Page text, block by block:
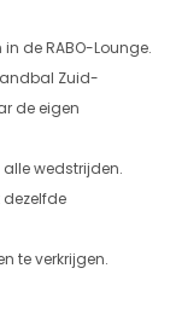
de RABO-Lounge.
Zuid-
de eigen
wedstrijden.
te verkrijgen.